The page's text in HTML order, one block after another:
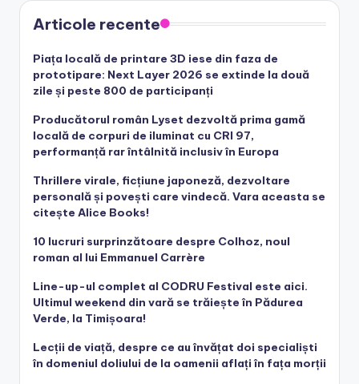
Articole recente
Piața locală de printare 3D iese din faza de
prototipare: Next Layer 2026 se extinde la două
zile și peste 800 de participanți
Producătorul român Lyset dezvoltă prima gamă
locală de corpuri de iluminat cu CRI 97,
performanță rar întâlnită inclusiv în Europa
Thrillere virale, ficțiune japoneză, dezvoltare
personală și povești care vindecă. Vara aceasta se
citește Alice Books!
10 lucruri surprinzătoare despre Colhoz, noul
roman al lui Emmanuel Carrère
Line-up-ul complet al CODRU Festival este aici.
Ultimul weekend din vară se trăiește în Pădurea
Verde, la Timișoara!
Lecții de viață, despre ce au învățat doi specialiști
în domeniul doliului de la oamenii aflați în fața morții